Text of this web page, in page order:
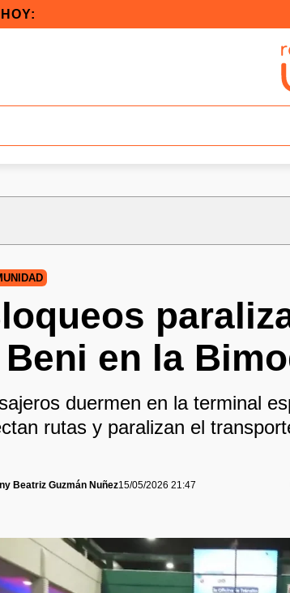
en la
duermen en la terminal
rutas y paralizan el
Beatriz Guzmán Nuñez15/05/2026 21:47